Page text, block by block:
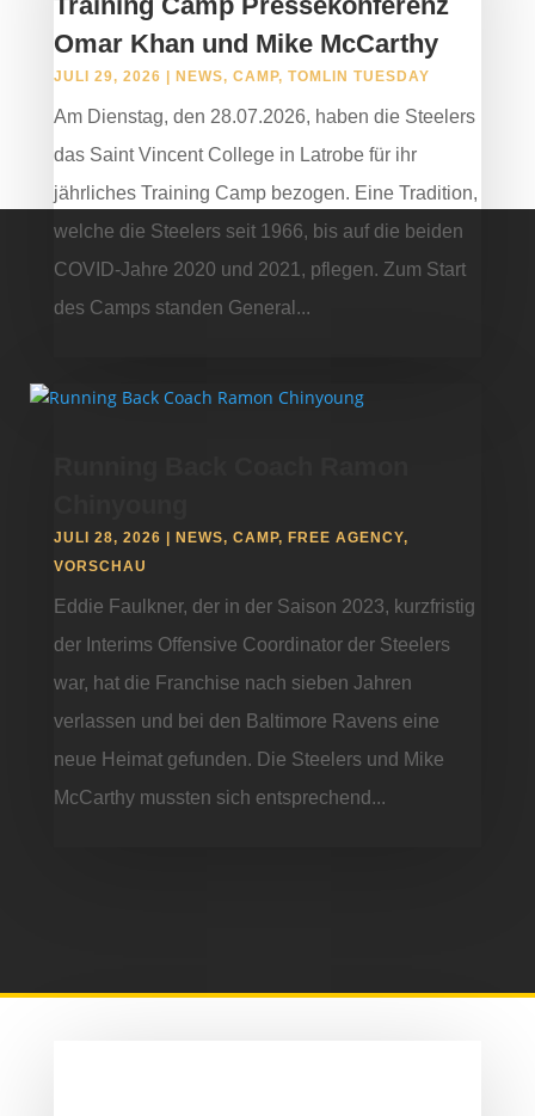
Omar Khan und Mike McCarthy
JULI 29, 2026 NEWS, CAMP, TOMLIN TUESDAY
Am Dienstag, den 28.07.2026, haben die Steelers
das Saint Vincent College in Latrobe für ihr
jährliches Training Camp bezogen. Eine Tradition,
welche die Steelers seit 1966, bis auf die beiden
COVID-Jahre 2020 und 2021, pflegen. Zum Start
des Camps standen General...
JULI 28, 2026 NEWS, CAMP, FREE AGENCY,
VORSCHAU
Eddie Faulkner, der in der Saison 2023, kurzfristig
der Interims Offensive Coordinator der Steelers
war, hat die Franchise nach sieben Jahren
verlassen und bei den Baltimore Ravens eine
neue Heimat gefunden. Die Steelers und Mike
McCarthy mussten sich entsprechend...